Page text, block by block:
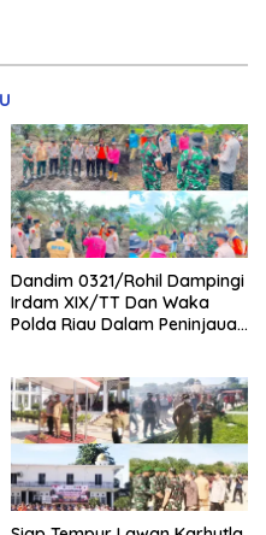
Dandim 0321/Rohil Dampingi
Irdam XIX/TT Dan Waka
Polda Riau Dalam Peninjauan